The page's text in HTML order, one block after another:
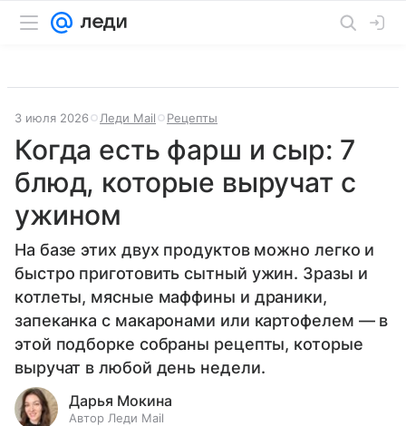
3 июля 2026 Леди Mail Рецепты
Когда есть фарш и сыр: 7
блюд, которые выручат с
ужином
На базе этих двух продуктов можно легко и
быстро приготовить сытный ужин. Зразы и
котлеты, мясные маффины и драники,
запеканка с макаронами или картофелем — в
этой подборке собраны рецепты, которые
выручат в любой день недели.
Дарья Мокина
Автор Леди Mail